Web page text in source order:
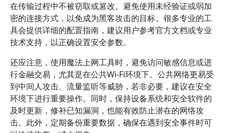
在传输过程中不被窃取或篡改。避免使用未经验证或弱加
密的连接方式，以免成为黑客攻击的目标。很多专业的工
具会提供详细的配置指南，建议用户参考官方文档或专业
技术支持，以正确设置安全参数。
还应注意，使用魔法上网工具时，避免访问敏感信息或进
行金融交易，尤其是在公共Wi-Fi环境下。公共网络更易受
到中间人攻击、流量监听等威胁，若非必要，建议在安全
环境下进行重要操作。同时，保持设备系统和安全软件的
及时更新，修补已知漏洞，也能有效防止潜在的网络攻
击。此外，定期备份重要数据，确保在遇到安全事件时可